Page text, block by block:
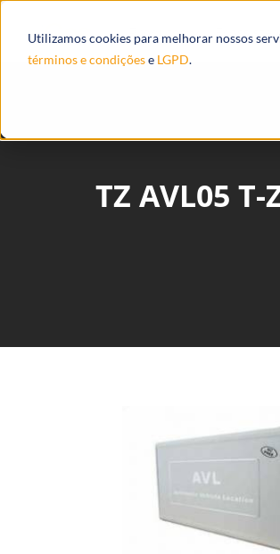
Utilizamos cookies para melhorar nossos
términos e condiçõese LGPD.
Produtos
TZ AVL05 T-